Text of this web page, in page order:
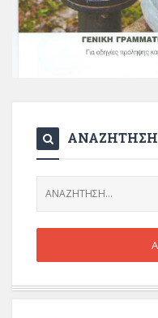
ΑΝΑΖΗΤΗΣΗ